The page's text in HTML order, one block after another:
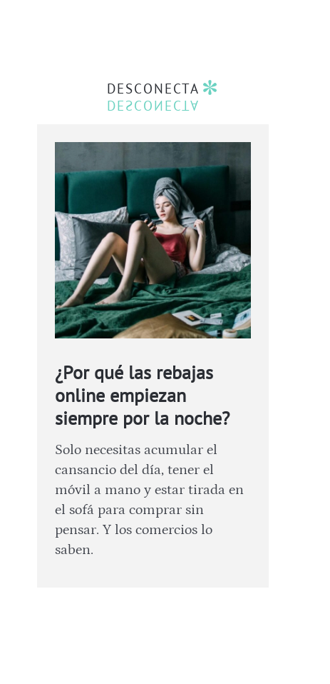
DESCONECTA
¿Por qué las rebajas
online empiezan
siempre por la noche?
Solo necesitas acumular el
cansancio del día, tener el
móvil a mano y estar tirada en
el sofá para comprar sin
pensar. Y los comercios lo
saben.